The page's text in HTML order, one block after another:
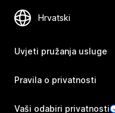
Uvjeti pružanja usluge
Pravila o privatnosti
Vaši odabiri privatnosti